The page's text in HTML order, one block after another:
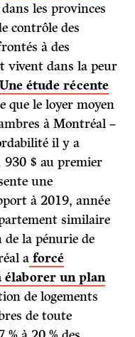
les provinces
contrôle des
à des
vivent dans la peur
Une étude récente
que le loyer moyen
à Montréal –
il y a
930 $ au premier
une
à 2019, année
similaire
de la pénurie de
a forcé
élaborer un plan
de logements
de toute